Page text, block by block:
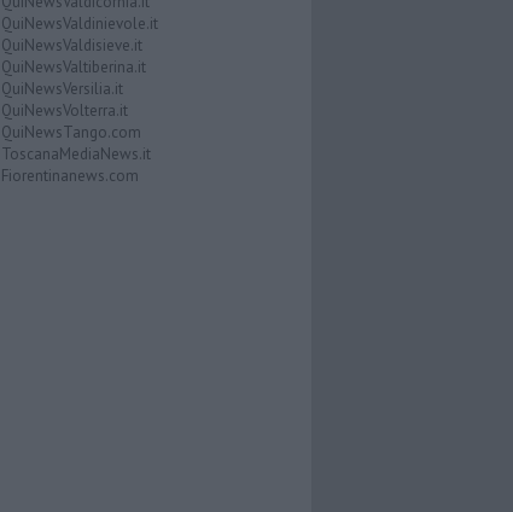
QuiNewsValdinievole.it
QuiNewsValdisieve.it
QuiNewsValtiberina.it
QuiNewsVersilia.it
QuiNewsVolterra.it
QuiNewsTango.com
ToscanaMediaNews.it
Fiorentinanews.com